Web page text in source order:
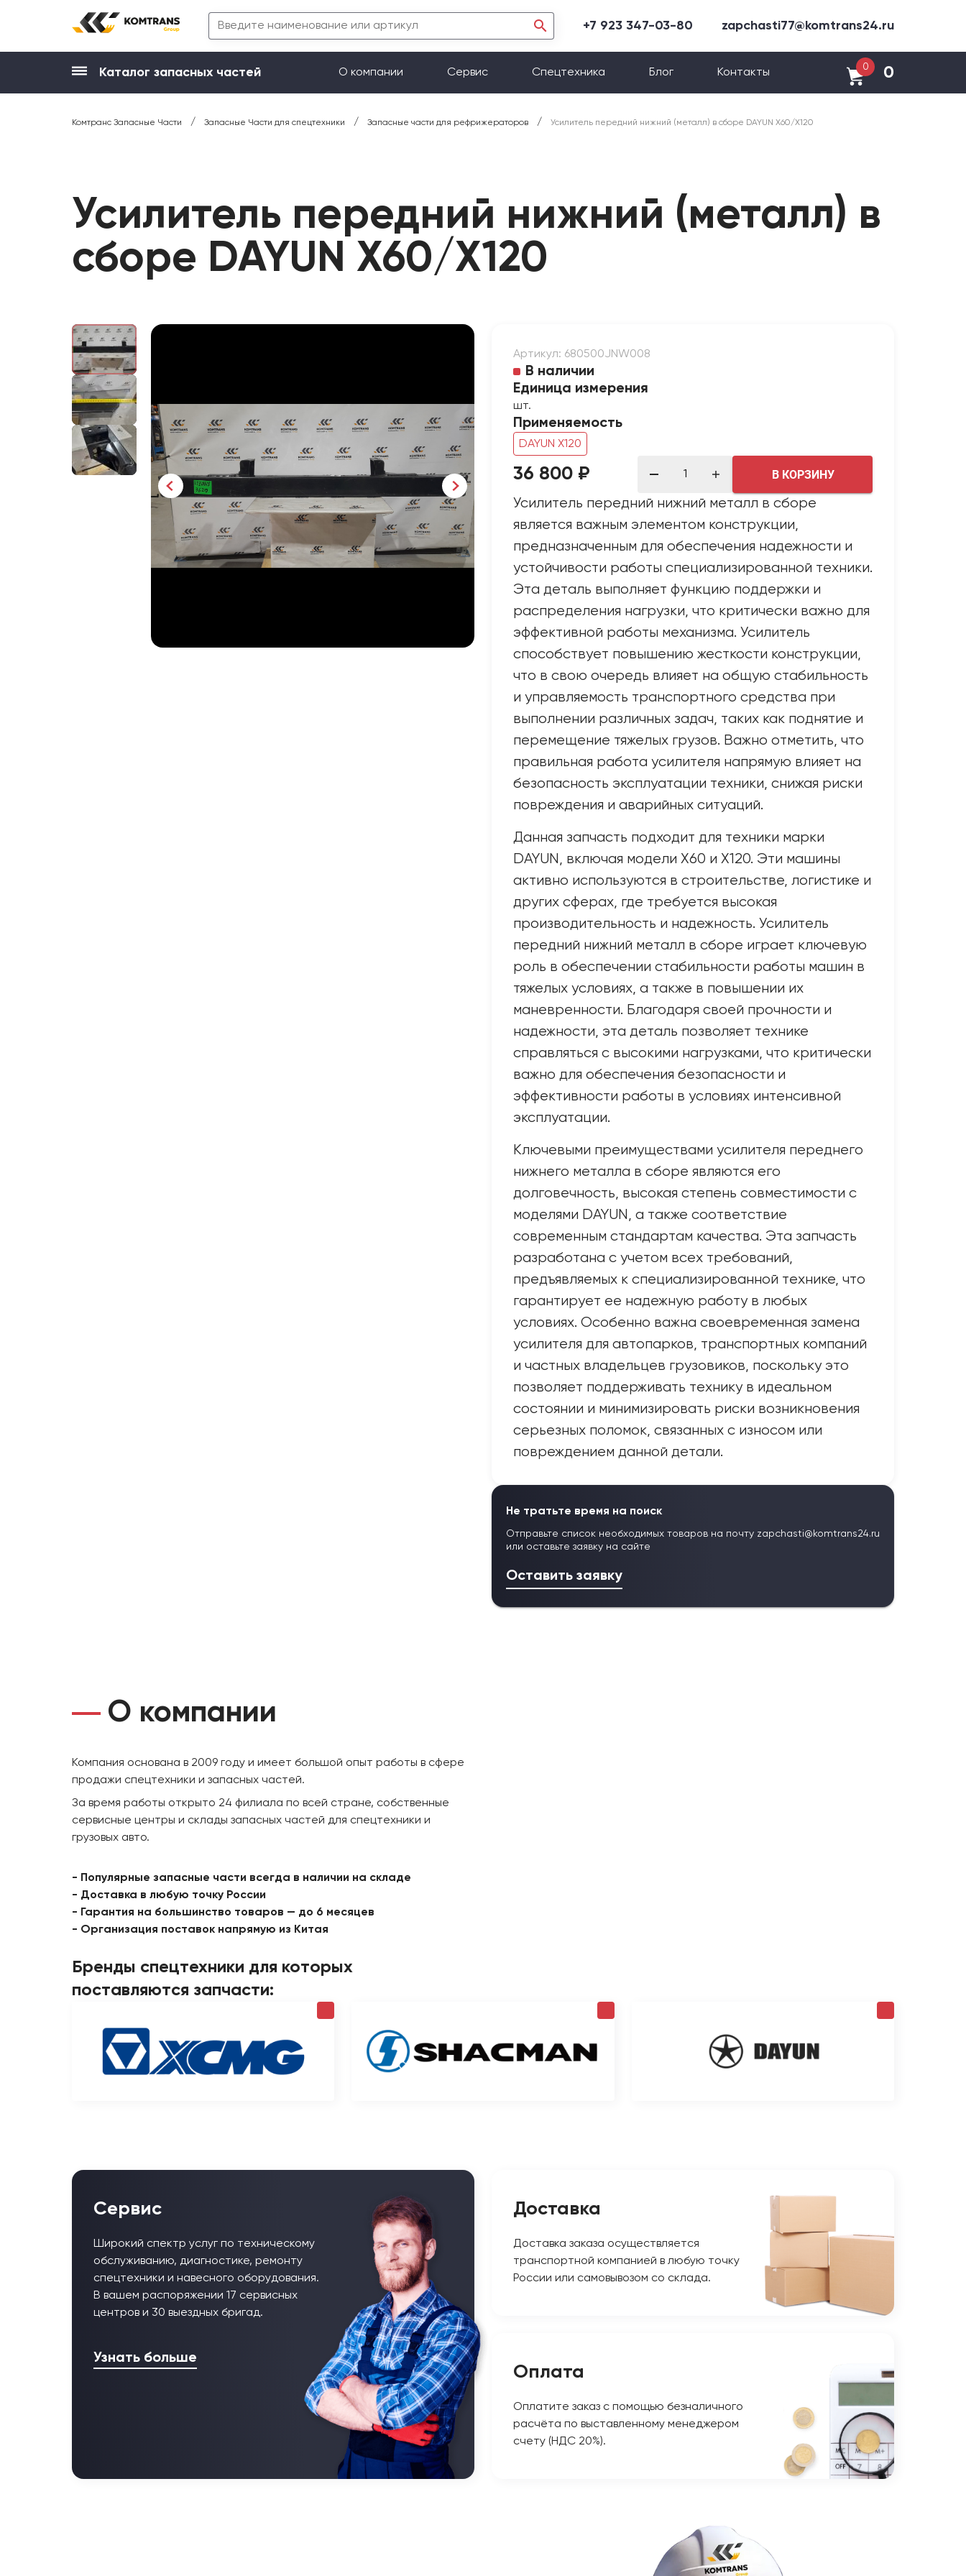
+7 923 347-03-80 zapchasti77@komtrans24.ru
Каталог запасных частей О компании Сервис Спецтехника Блог Контакты
0 0
Комтранс Запасные Части / Запасные Части для спецтехники / Запасные части для рефрижераторов / Усилитель передний нижний (металл) в сборе DAYUN X60/X120
Усилитель передний нижний (металл) в
сборе DAYUN X60/X120
Артикул: 680500JNW008
В наличии
Единица измерения
шт.
Применяемость
DAYUN X120
36 800 ₽ В КОРЗИНУ
Усилитель передний нижний металл в сборе
является важным элементом конструкции,
предназначенным для обеспечения надежности и
устойчивости работы специализированной техники.
Эта деталь выполняет функцию поддержки и
распределения нагрузки, что критически важно для
эффективной работы механизма. Усилитель
способствует повышению жесткости конструкции,
что в свою очередь влияет на общую стабильность
и управляемость транспортного средства при
выполнении различных задач, таких как поднятие и
перемещение тяжелых грузов. Важно отметить, что
правильная работа усилителя напрямую влияет на
безопасность эксплуатации техники, снижая риски
повреждения и аварийных ситуаций.
Данная запчасть подходит для техники марки
DAYUN, включая модели X60 и X120. Эти машины
активно используются в строительстве, логистике и
других сферах, где требуется высокая
производительность и надежность. Усилитель
передний нижний металл в сборе играет ключевую
роль в обеспечении стабильности работы машин в
тяжелых условиях, а также в повышении их
маневренности. Благодаря своей прочности и
надежности, эта деталь позволяет технике
справляться с высокими нагрузками, что критически
важно для обеспечения безопасности и
эффективности работы в условиях интенсивной
эксплуатации.
Ключевыми преимуществами усилителя переднего
нижнего металла в сборе являются его
долговечность, высокая степень совместимости с
моделями DAYUN, а также соответствие
современным стандартам качества. Эта запчасть
разработана с учетом всех требований,
предъявляемых к специализированной технике, что
гарантирует ее надежную работу в любых
условиях. Особенно важна своевременная замена
усилителя для автопарков, транспортных компаний
и частных владельцев грузовиков, поскольку это
позволяет поддерживать технику в идеальном
состоянии и минимизировать риски возникновения
серьезных поломок, связанных с износом или
повреждением данной детали.
Не тратьте время на поиск
Отправьте список необходимых товаров на почту zapchasti@komtrans24.ru
или оставьте заявку на сайте
Оставить заявку
О компании
Компания основана в 2009 году и имеет большой опыт работы в сфере
продажи спецтехники и запасных частей.
За время работы открыто 24 филиала по всей стране, собственные
сервисные центры и склады запасных частей для спецтехники и
грузовых авто.
- Популярные запасные части всегда в наличии на складе
- Доставка в любую точку России
- Гарантия на большинство товаров — до 6 месяцев
- Организация поставок напрямую из Китая
Бренды спецтехники для которых
поставляются запчасти:
Сервис
Широкий спектр услуг по техническому
обслуживанию, диагностике, ремонту
спецтехники и навесного оборудования.
В вашем распоряжении 17 сервисных
центров и 30 выездных бригад.
Узнать больше
Доставка
Доставка заказа осуществляется
транспортной компанией в любую точку
России или самовывозом со склада.
Оплата
Оплатите заказ с помощью безналичного
расчёта по выставленному менеджером
счету (НДС 20%).